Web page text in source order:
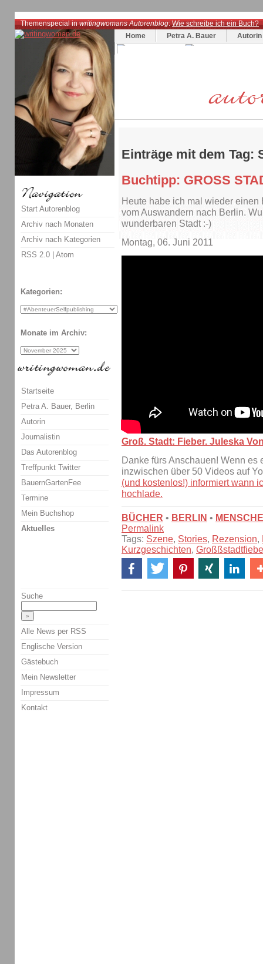
Themenspecial inwritingwomans Autorenblog:Wie schreibe ich ein Buch?
Home
Petra A. Bauer Autorin
Einträge mit dem Tag:
Buchtipp: GROSS
Heute habe ich mal wieder
vom Auswandern nach Berlin.
wunderbaren Stadt :-)
Montag, 06. Juni 2011
Groß. Stadt: Fieber. Juleska
Danke fürs Anschauen! Wenn es
inzwischen über 50 Videos auf
(und kostenlos!) informiert wann
hochlade.
BÜCHER • BERLIN •
Permalink
Tags: Szene, Stories, Rezension,
Kurzgeschichten,
Start Autorenblog
Archiv nach Monaten
Archiv nach Kategorien
RSS 2.0 | Atom
Kategorien:
Monate im Archiv:
Startseite
Petra A. Bauer, Berlin
Autorin
Journalistin
Das Autorenblog
Treffpunkt Twitter
BauernGartenFee
Termine
Mein Buchshop
Aktuelles
Suche
Alle News per RSS
Englische Version
Gästebuch
Mein Newsletter
Impressum
Kontakt